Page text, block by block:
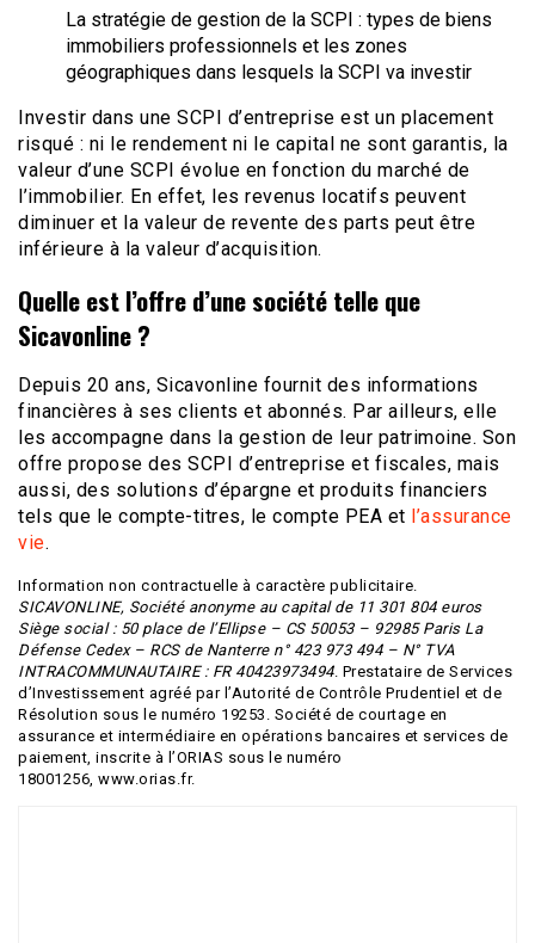
La stratégie de gestion de la SCPI : types de biens
immobiliers professionnels et les zones
géographiques dans lesquels la SCPI va investir
Investir dans une SCPI d’entreprise est un placement
risqué : ni le rendement ni le capital ne sont garantis, la
valeur d’une SCPI évolue en fonction du marché de
l’immobilier. En effet, les revenus locatifs peuvent
diminuer et la valeur de revente des parts peut être
inférieure à la valeur d’acquisition.
Quelle est l’offre d’une société telle que
Sicavonline ?
Depuis 20 ans, Sicavonline fournit des informations
financières à ses clients et abonnés. Par ailleurs, elle
les accompagne dans la gestion de leur patrimoine. Son
offre propose des SCPI d’entreprise et fiscales, mais
aussi, des solutions d’épargne et produits financiers
tels que le compte-titres, le compte PEA et l’assurance
vie.
Information non contractuelle à caractère publicitaire.
SICAVONLINE, Société anonyme au capital de 11 301 804 euros
Siège social : 50 place de l’Ellipse – CS 50053 – 92985 Paris La
Défense Cedex – RCS de Nanterre n° 423 973 494 – N° TVA
INTRACOMMUNAUTAIRE : FR 40423973494. Prestataire de Services
d’Investissement agréé par l’Autorité de Contrôle Prudentiel et de
Résolution sous le numéro 19253. Société de courtage en
assurance et intermédiaire en opérations bancaires et services de
paiement, inscrite à l’ORIAS sous le numéro
18001256, www.orias.fr.